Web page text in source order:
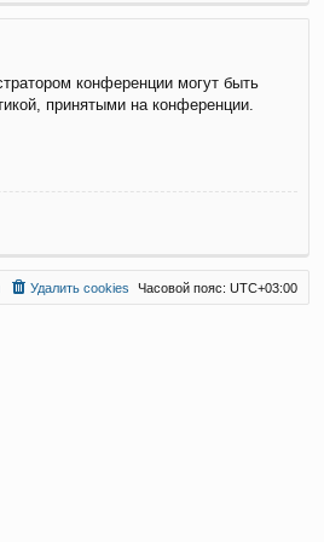
конференции могут быть
принятыми на конференции.
Часовой пояс: UTC+03:00
Удалить cookies